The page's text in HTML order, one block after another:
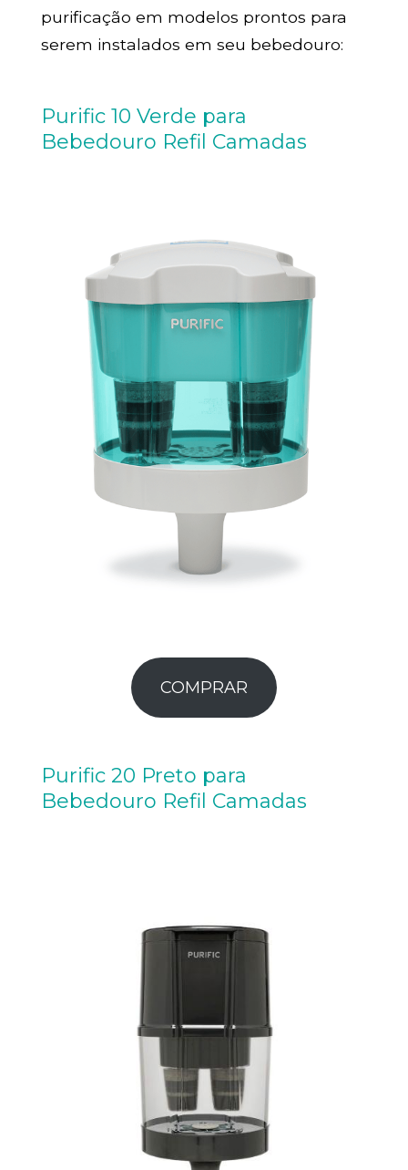
purificação em modelos prontos para
serem instalados em seu bebedouro:
Purific 10 Verde para
Bebedouro Refil Camadas
COMPRAR
Purific 20 Preto para
Bebedouro Refil Camadas